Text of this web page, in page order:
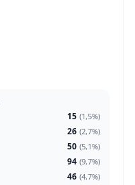
15 (1,5%)
26 (2,7%)
50 (5,1%)
94 (9,7%)
46 (4,7%)